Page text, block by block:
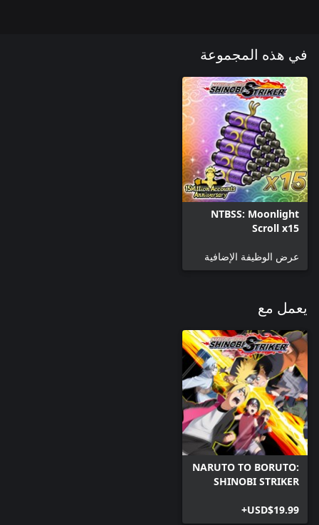
في هذه المجموعة
NTBSS: Moonlight
Scroll x15
عرض الوظيفة الإضافية
يعمل مع
NARUTO TO BORUTO:
SHINOBI STRIKER
USD$19.99+